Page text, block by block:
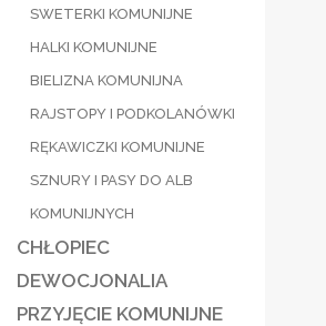
SWETERKI KOMUNIJNE
HALKI KOMUNIJNE
BIELIZNA KOMUNIJNA
RAJSTOPY I PODKOLANÓWKI
RĘKAWICZKI KOMUNIJNE
SZNURY I PASY DO ALB
KOMUNIJNYCH
CHŁOPIEC
DEWOCJONALIA
PRZYJĘCIE KOMUNIJNE